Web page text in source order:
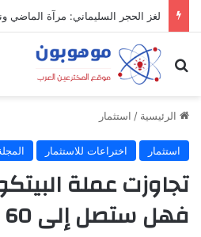
لغز الحجر السليماني: مرآة الماضي
بحث عن
الرئيسية / استثمار
استثمار اختراعات للاستثمار
فهل ستصل إلى 60 ألف دولار